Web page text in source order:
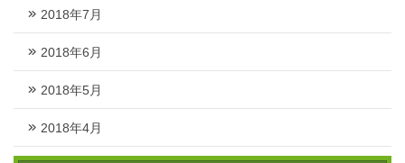
2018年7月
2018年6月
2018年5月
2018年4月